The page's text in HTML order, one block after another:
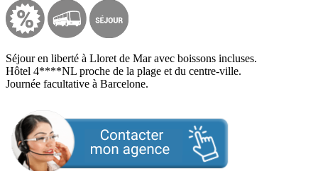
Séjour en liberté à Lloret de Mar avec boissons incluses.
Hôtel 4****NL proche de la plage et du centre-ville.
Journée facultative à Barcelone.